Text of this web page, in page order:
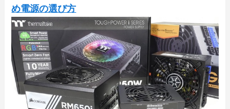
め電源の選び方